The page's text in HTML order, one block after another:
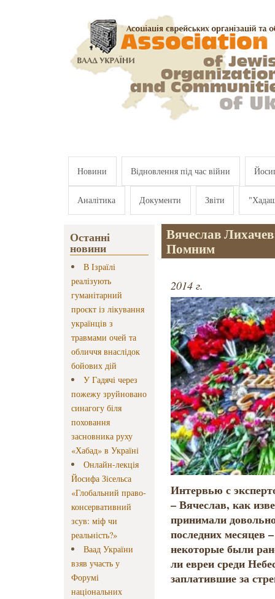
Новини Відновлення під час війни
Аналітика Документи Звіти
Останні
новини
В Ізраїлі
реалізують
гуманітарний
проєкт із лікування
українців з
травмами очей та
обличчя внаслідок
бойових дій
У Гадячі через
пожежу зруйновано
синагогу біля
поховання
засновника руху
«Хабад» в Україні
Онлайн-лекція
Йосифа Зісельса
«Глобальний право-
консервативний
зсув: міф чи
реальність?»
Ваад України
взяв участь у
Форумі
національних
Вячеслав
Помним
2014 г.
Интервью с
– Вячеслав, как
принимали
последних месяцев
некоторые были
ли евреи среди
заплатившие за